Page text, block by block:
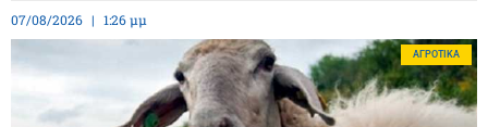
07/08/2026 1:26 μμ
ΑΓΡΟΤΙΚΆ